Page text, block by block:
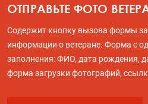
ОТПРАВЬТЕ ФОТО
Содержит кнопку вызова формы
информации о ветеране. Форма с
заполнения: ФИО, дата рождения,
форма загрузки фотографий,